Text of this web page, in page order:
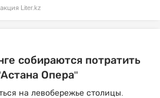
Liter.kz
собираются потратить
Опера"
на левобережье столицы.